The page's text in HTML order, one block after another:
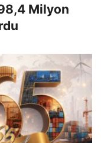
98,4 Milyon